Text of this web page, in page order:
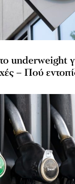
underweight
– Πού